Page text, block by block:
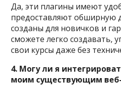
Да, эти плагины имеют
предоставляют обширную
созданы для новичков и
сможете легко создавать,
свои курсы даже без
4. Могу ли я
моим существующим